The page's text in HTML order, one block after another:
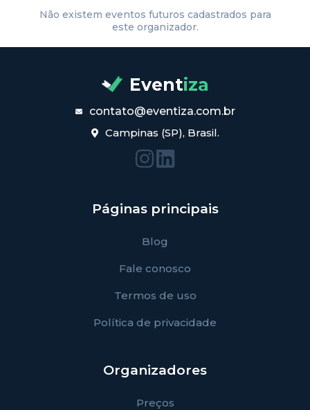
Não existem eventos futuros cadastrados para
este organizador.
Eventiza
contato@eventiza.com.br
Campinas (SP), Brasil.
Páginas principais
Blog
Fale conosco
Termos de uso
Política de privacidade
Organizadores
Preços